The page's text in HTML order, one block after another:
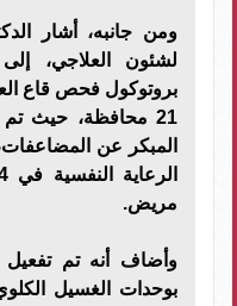
ومن جانبه، أشار
لشئون العلاجي،
بروتوكول فحص قاع
المبكر عن
مريض.
وأضاف أنه تم تفعيل
بوحدات الغسيل